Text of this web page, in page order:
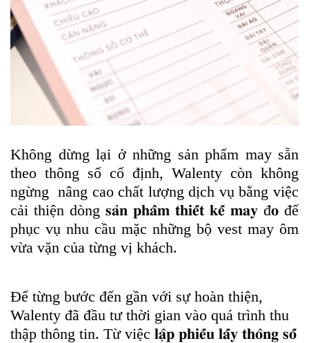
Không dừng lại ở những sản phẩm may sẵn
theo thông số cố định, Walenty còn không
ngừng nâng cao chất lượng dịch vụ bằng việc
cải thiện dòng 𝐬𝐚̉𝐧 𝐩𝐡𝐚̂̉𝐦 𝐭𝐡𝐢𝐞̂́𝐭 𝐤𝐞̂́ 𝐦𝐚𝐲 đ𝐨 để
phục vụ nhu cầu mặc những bộ vest may ôm
vừa vặn của từng vị khách.
Để từng bước đến gần với sự hoàn thiện,
Walenty đã đầu tư thời gian vào quá trình thu
thập thông tin. Từ việc 𝐥𝐚̣̂𝐩 𝐩𝐡𝐢𝐞̂́𝐮 𝐥𝐚̂́𝐲 𝐭𝐡𝐨̂𝐧𝐠 𝐬𝐨̂́